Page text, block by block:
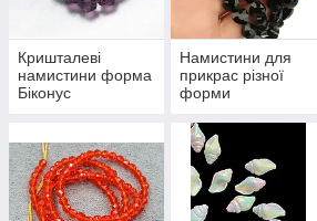
Кришталеві
намистини форма
Біконус
Намистини для
прикрас різної
форми